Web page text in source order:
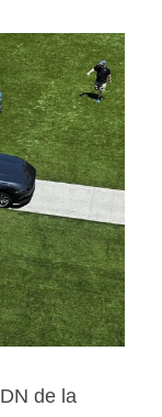
de la